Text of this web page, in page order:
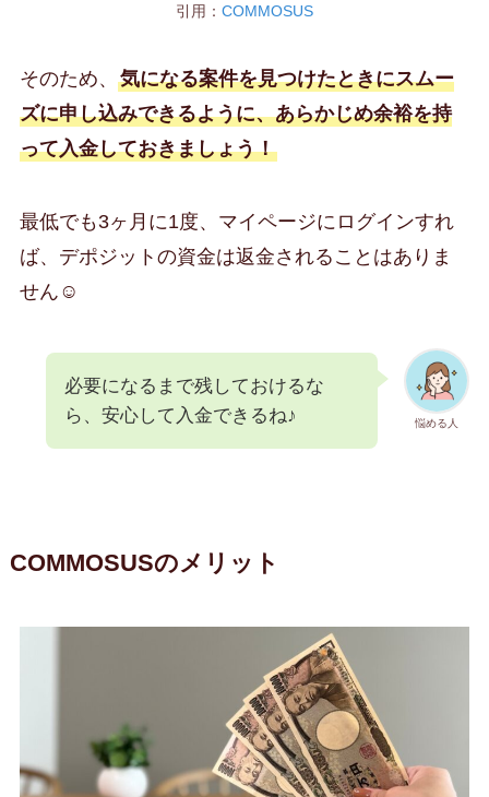
引用： COMMOSUS
そのため、 気になる案件を見つけたときにスムー
ズに申し込みできるように、あらかじめ余裕を持
って入金しておきましょう！
最低でも3ヶ月に1度、マイページにログインすれ
ば、デポジットの資金は返金されることはありま
せん☺️
悩める人
必要になるまで残しておけるな
ら、安心して入金できるね♪
COMMOSUSのメリット